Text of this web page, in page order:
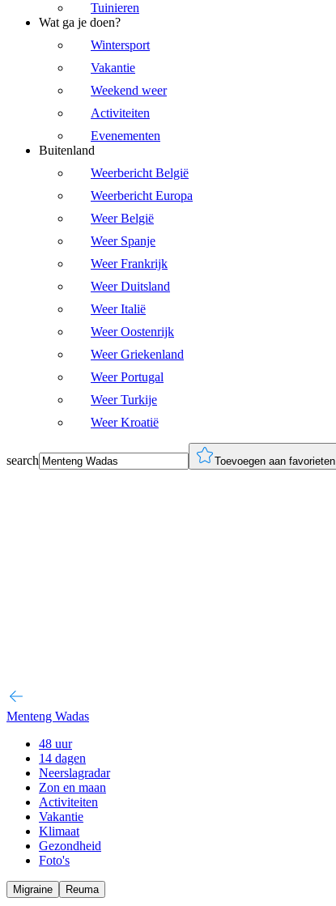
Tuinieren
Wat ga je doen?
Wintersport
Vakantie
Weekend weer
Activiteiten
Evenementen
Buitenland
Weerbericht België
Weerbericht Europa
Weer België
Weer Spanje
Weer Frankrijk
Weer Duitsland
Weer Italië
Weer Oostenrijk
Weer Griekenland
Weer Portugal
Weer Turkije
Weer Kroatië
search Toevoegen aan favorieten
Menteng Wadas
48 uur
14 dagen
Neerslagradar
Zon en maan
Activiteiten
Vakantie
Klimaat
Gezondheid
Foto's
Migraine Reuma